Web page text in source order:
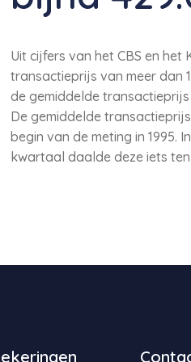
Uit cijfers van het CBS en
transactieprijs van meer dan
de gemiddelde
De gemiddelde
begin van de meting in
kwartaal daalde deze iets